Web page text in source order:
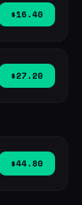
$16.40
$27.20
$44.80